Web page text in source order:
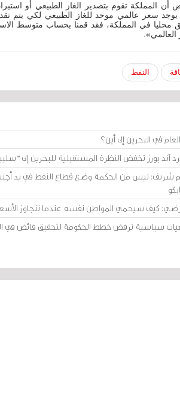
أن المملكة تقوم بتصدير الغاز الطبيعي أو
يوجد سعر عالمي موحد للغاز الطبيعي لكي يتم
محليا في المملكة، فقد قمنا بحساب متوسط
العالمي».
النفط
في البحرين إلى أين؟
آند بورز تخفض النظرة المستقبلية للبحرين إلى
شريف: ليس من الحكمة وضع قطاع النفط في يد
كيف سيحمي المواطن نفسه عندما تتجاوز